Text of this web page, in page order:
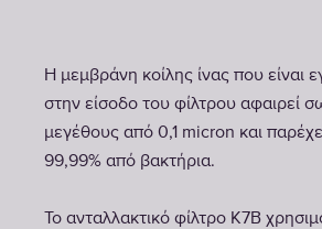
Η μεμβράνη κοίλης ίνας που είναι
στην είσοδο του φίλτρου αφαιρεί
μεγέθους από 0,1 micron και
99,99% από βακτήρια.
Το ανταλλακτικό φίλτρο K7B